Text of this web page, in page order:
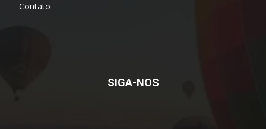
Contato
SIGA-NOS